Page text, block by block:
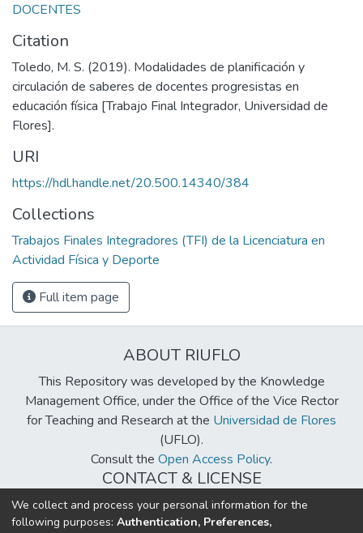
DOCENTES
Citation
Toledo, M. S. (2019). Modalidades de planificación y
circulación de saberes de docentes progresistas en
educación física [Trabajo Final Integrador, Universidad de
Flores].
URI
https://hdl.handle.net/20.500.14340/384
Collections
Trabajos Finales Integradores (TFI) de la Licenciatura en
Actividad Física y Deporte
Full item page
ABOUT RIUFLO
This Repository was developed by the Knowledge
Management Office, under the Office of the Vice Rector
for Teaching and Research at the Universidad de Flores
(UFLO).
Consult the Open Access Policy.
CONTACT & LICENSE
biblioteca@uflouniversidad.edu.ar
Creative Commons LicenseBY-NC-ND 4.0
We collect and process your personal information for the
following purposes: Authentication, Preferences,